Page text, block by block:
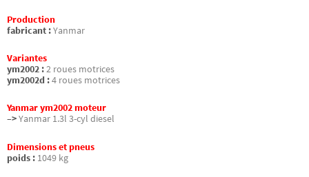
Production
fabricant :Yanmar
Variantes
ym2002 :2 roues motrices
ym2002d :4 roues motrices
Yanmar ym2002 moteur
–>Yanmar 1.3l 3-cyl diesel
Dimensions et pneus
poids : 1049 kg